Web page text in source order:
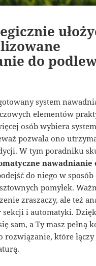
do
system
elementów
osób wybiera system
pozwala ono
W tym poradniku
nawadnianie
do niego w sposób
pomyłek.
zraszaczy, ale też
i automatyki.
sam, a Ty masz pełną
rozwiązanie, które łączy